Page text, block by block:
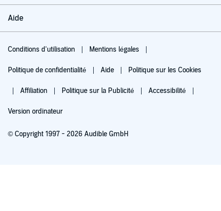
Aide
Conditions d'utilisation Mentions légales
Politique de confidentialité Aide Politique sur les Cookies
Affiliation Politique sur la Publicité Accessibilité
Version ordinateur
© Copyright 1997 - 2026 Audible GmbH